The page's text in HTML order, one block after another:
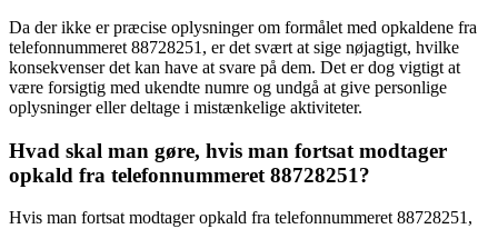
Da der ikke er præcise oplysninger om formålet med opkaldene fra
telefonnummeret 88728251, er det svært at sige nøjagtigt, hvilke
konsekvenser det kan have at svare på dem. Det er dog vigtigt at
være forsigtig med ukendte numre og undgå at give personlige
oplysninger eller deltage i mistænkelige aktiviteter.
Hvad skal man gøre, hvis man fortsat modtager
opkald fra telefonnummeret 88728251?
Hvis man fortsat modtager opkald fra telefonnummeret 88728251,